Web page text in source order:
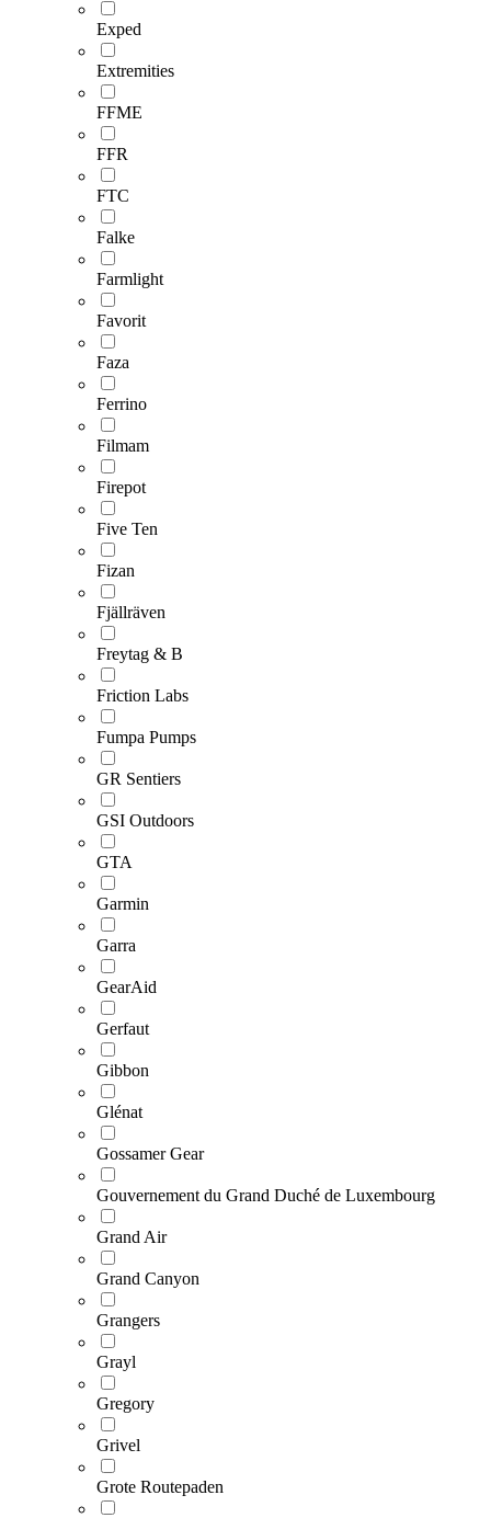
Exped
Extremities
FFME
FFR
FTC
Falke
Farmlight
Favorit
Faza
Ferrino
Filmam
Firepot
Five Ten
Fizan
Fjällräven
Freytag & B
Friction Labs
Fumpa Pumps
GR Sentiers
GSI Outdoors
GTA
Garmin
Garra
GearAid
Gerfaut
Gibbon
Glénat
Gossamer Gear
Gouvernement du Grand Duché de Luxembourg
Grand Air
Grand Canyon
Grangers
Grayl
Gregory
Grivel
Grote Routepaden